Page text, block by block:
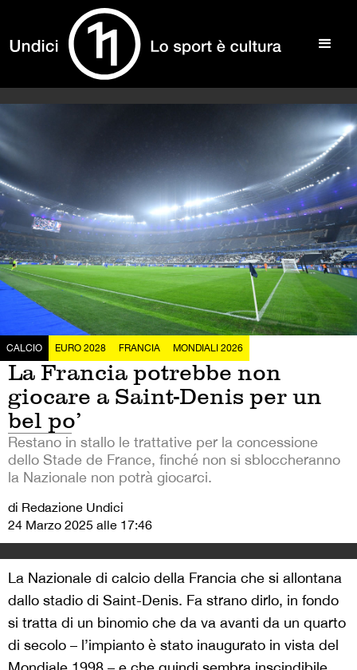
CALCIO EURO 2028 FRANCIA MONDIALI 2026
La Francia potrebbe non
giocare a Saint-Denis per un
bel po’
Restano in stallo le trattative per la concessione
dello Stade de France, finché non si sbloccheranno
la Nazionale non potrà giocarci.
di Redazione Undici
24 Marzo 2025 alle 17:46
La Nazionale di calcio della Francia che si allontana
dallo stadio di Saint-Denis. Fa strano dirlo, in fondo
si tratta di un binomio che da va avanti da un quarto
di secolo – l’impianto è stato inaugurato in vista del